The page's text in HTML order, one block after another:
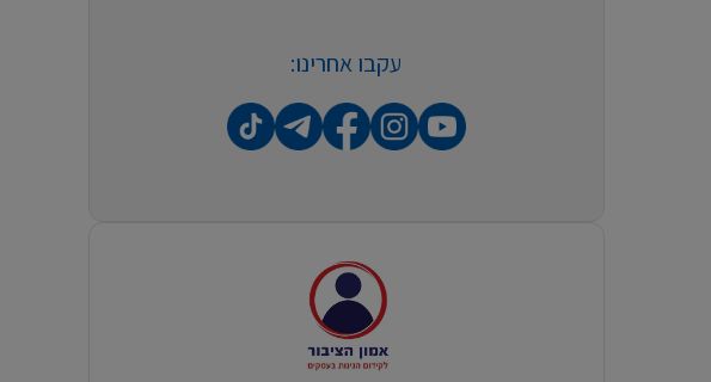
עקבו אחרינו: